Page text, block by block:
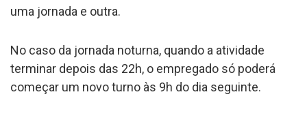
uma jornada e outra.
No caso da jornada noturna, quando a atividade
terminar depois das 22h, o empregado só poderá
começar um novo turno às 9h do dia seguinte.